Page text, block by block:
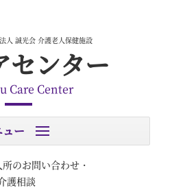
人 誠光会 介護老人保健施設
センター
Care Center
所のお問い合わせ・
護相談